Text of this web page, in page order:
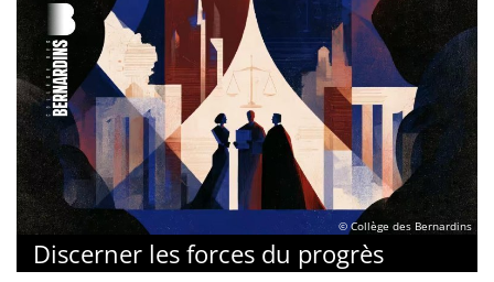
© Collège des Bernardins
Discerner les forces du progrès